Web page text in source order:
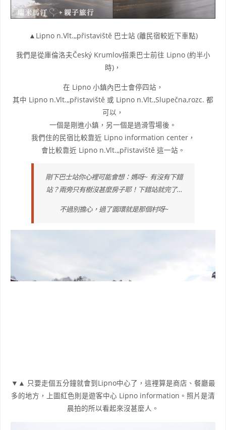
▲Lipno n.Vlt.,,přistaviště 巴士站 (離民宿較近下車點)
我們是從庫倫洛夫Český Krumlov搭乘巴士前往 Lipno (約半小
時)，
在 Lipno 小鎮內巴士會停四站，
其中 Lipno n.Vlt.,,přistaviště 或 Lipno n.Vlt.,Slupečna,rozc. 都
可以，
一個是剛進小鎮，另一個是過滑雪場後。
我們住的民宿比較靠近 Lipno information center，
會比較靠近 Lipno n.Vlt.,,přistaviště 這一站。
剛下巴士站你心裡可能會想：媽呀~ 有沒有下錯
站？兩旁只有樹沒甚麼房子耶！下錯站就完了…
不過別擔心，過了圓環就是那個村呀~
▼▲ 只要走個五分鐘就會到Lipno中心了，這裡算是商店、餐廳最
多的地方，上圖紅色則是遊客中心 Lipno information。照片是清
晨拍的所以看起來沒甚麼人。